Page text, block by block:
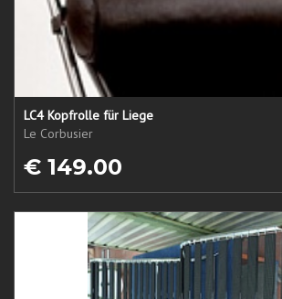
LC4 Kopfrolle für Liege
Le Corbusier
€ 149.00